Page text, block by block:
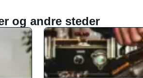
og andre steder